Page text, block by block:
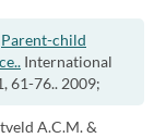
Parent-child
International
61-76.. 2009;
A.C.M. &